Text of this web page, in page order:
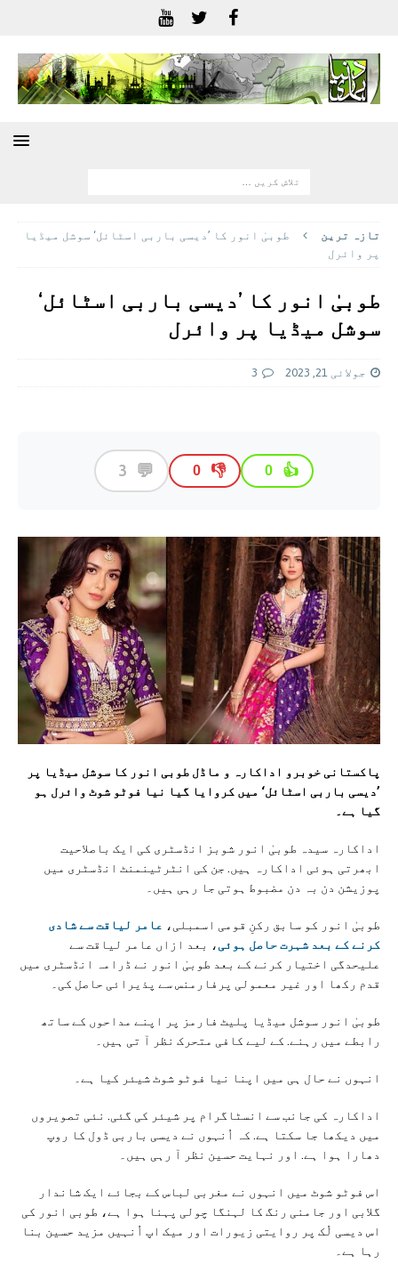
تازہ ترين
طوبیٰ انور کا ’دیسی باربی اسٹائل‘ سوشل میڈیا
پر وائرل
طوبیٰ انور کا ’دیسی باربی اسٹائل‘
سوشل میڈیا پر وائرل
جولائی 21, 2023 3
👍
0
👎
0
💬
3
پاکستانی خوبرو اداکارہ و ماڈل طوبی انور کا سوشل میڈیا پر
’دیسی باربی اسٹائل‘ میں کروایا گیا نیا فوٹو شوٹ وائرل ہو
گیا ہے۔
اداکارہ سیدہ طوبیٰ انور شوبز انڈسٹری کی ایک باصلاحیت
ابھرتی ہوئی اداکارہ ہیں. جن کی انٹرٹینمنٹ انڈسٹری میں
پوزیشن دن بہ دن مضبوط ہوتی جا رہی ہیں۔
طوبیٰ انور کو سابق رکنِ قومی اسمبلی، عامر لیاقت سے شادی
کرنے کے بعد شہرت حاصل ہوئی، بعد ازاں عامر لیاقت سے
علیحدگی اختیار کرنے کے بعد طوبیٰ انور نے ڈرامہ انڈسٹری میں
قدم رکھا اور غیر معمولی پرفارمنس سے پذیرائی حاصل کی۔
طوبیٰ انور سوشل میڈیا پلیٹ فارمز پر اپنے مداحوں کے ساتھ
رابطے میں رہنے. کے لیے کافی متحرک نظر آ تی ہیں۔
انہوں نے حال ہی میں اپنا نیا فوٹو شوٹ شیئر کیا ہے۔
اداکارہ کی جانب سے انسٹاگرام پر شیئر کی گئی. نئی تصویروں
میں دیکھا جا سکتا ہے. کہ اُنہوں نے دیسی باربی ڈول کا روپ
دھارا ہوا ہے. اور نہایت حسین نظر آ رہی ہیں۔
اس فوٹو شوٹ میں انہوں نے مغربی لباس کے بجائے ایک شاندار
گلابی اور جامنی رنگ کا لہنگا چولی پہنا ہوا ہے، طوبی انور کی
اس دیسی لُک پر روایتی زیورات اور میک اپ اُنہیں مزید حسین بنا
رہا ہے۔